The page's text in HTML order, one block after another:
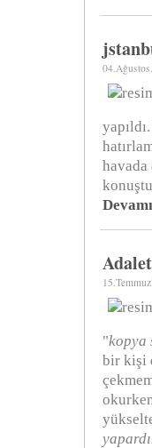
Devamı
"kopya
bir kişi